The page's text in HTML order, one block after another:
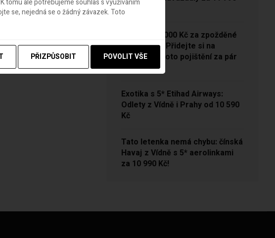
Kč!
NOVINKA: 5000 Kč za zpožděné
zavazadlo? Přidejte si na
Pelikánovi toto pojištění za pár
korun
Exotika s 5* Etihad Airways:
Odlety z Vídně i Prahy od 10 590
Kč
Tato letenka nemá chybu: čínská
Havaj z Vídně s 5* aerolinkami
za 10 990 Kč!
se, nejedná se o žádný závazek. Toto
PŘIZPŮSOBIT POVOLIT VŠE